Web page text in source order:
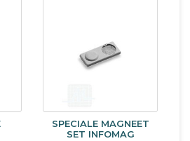
SPECIALE MAGNEET
SET INFOMAG